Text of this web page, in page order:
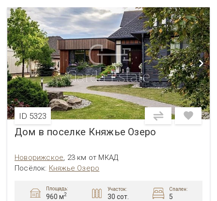
ID 5323
Дом в поселке Княжье Озеро
Новорижское, 23 км от МКАД
Посёлок: Княжье Озеро
Площадь:
960 м2
Участок:
30 сот.
Спален:
5